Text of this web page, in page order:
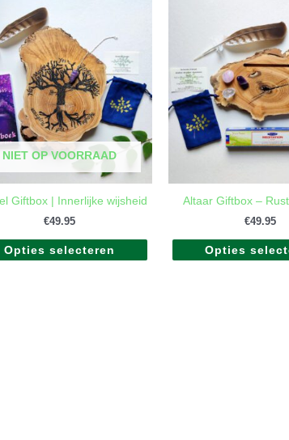
NIET OP VOORRAAD
Giftbox | Innerlijke wijsheid
€49.95
Opties selecteren
meerdere
variaties.
Deze
optie
gekozen
worden
Altaar Giftbox –
€49.95
Opties